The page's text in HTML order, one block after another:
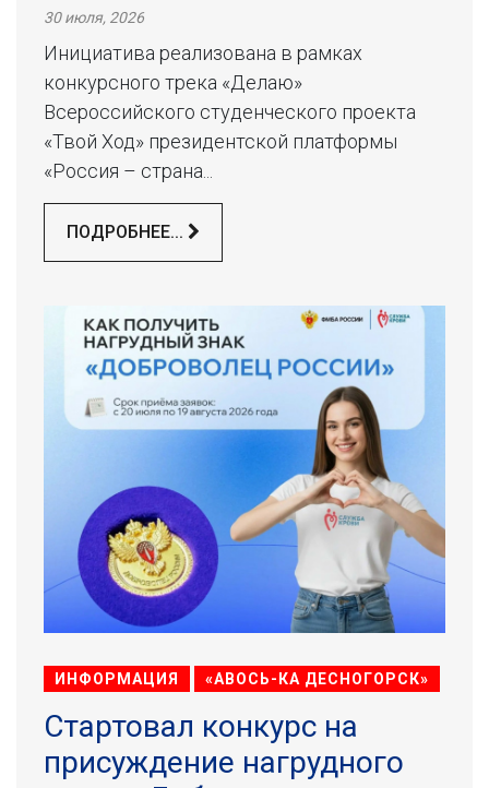
30 июля, 2026
Инициатива реализована в рамках
конкурсного трека «Делаю»
Всероссийского студенческого проекта
«Твой Ход» президентской платформы
«Россия – страна...
ПОДРОБНЕЕ...
ИНФОРМАЦИЯ «АВОСЬ-КА ДЕСНОГОРСК»
Стартовал конкурс на
присуждение нагрудного